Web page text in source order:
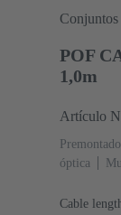
Conjuntos
POF
1,0m
Artículo
óptica
Cable